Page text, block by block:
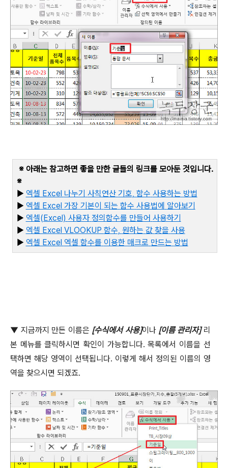
※ 아래는 참고하면 좋을 만한 글들의 링크를 모아둔 것입니다.
※
▶ 엑셀 Excel 나누기 사칙연산 기호, 함수 사용하는 방법
▶ 엑셀 Excel 가장 기본이 되는 함수 사용법에 알아보기
▶ 엑셀(Excel) 사용자 정의함수를 만들어 사용하기
▶ 엑셀 Excel VLOOKUP 함수, 원하는 값 찾을 사용
▶ 엑셀 Excel 엑셀 함수를 이용한 매크로 만드는 방법
▼ 지금까지 만든 이름은 [수식에서 사용]이나 [이름 관리자] 리
본 메뉴를 클릭하시면 확인이 가능합니다.목록에서 이름을 선
택하면 해당 영역이 선택됩니다. 이렇게 해서 정의된 이름의 영
역을 찾으시면 되겠죠.